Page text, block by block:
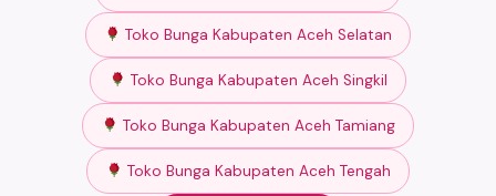
Toko Bunga Kabupaten Aceh Selatan
Toko Bunga Kabupaten Aceh Singkil
Toko Bunga Kabupaten Aceh Tamiang
Toko Bunga Kabupaten Aceh Tengah